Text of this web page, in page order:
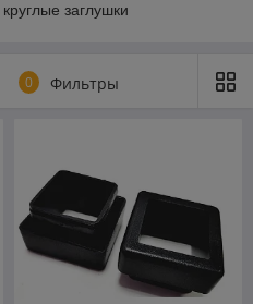
заглушки
0 Фильтры